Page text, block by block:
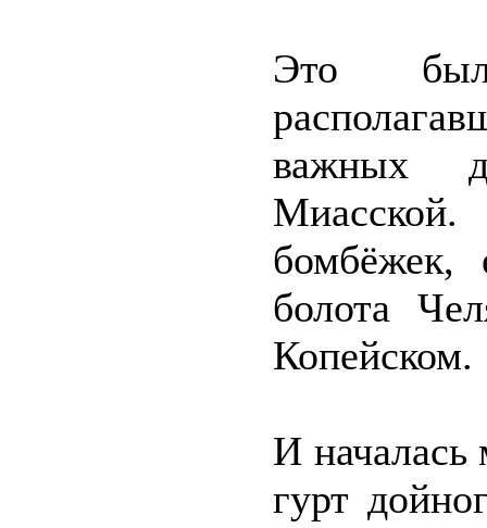
Это
важных
бомбёжек,
болота
Копейском.
И началась
гурт